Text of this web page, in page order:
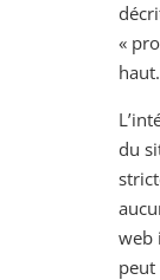
«
haut.
du
web